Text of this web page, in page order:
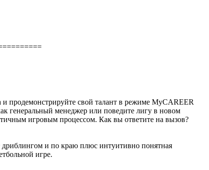
продемонстрируйте свой талант в режиме MyCAREER
генеральный менеджер или поведите лигу в новом
игровым процессом. Как вы ответите на вызов?
и по краю плюс интуитивно понятная
игре.